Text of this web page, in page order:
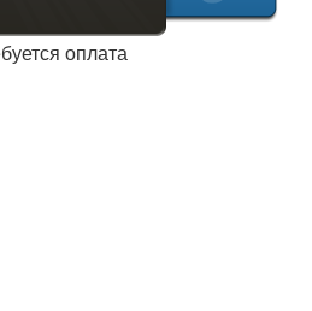
оплата